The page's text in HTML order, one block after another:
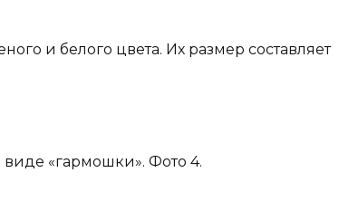
и белого цвета. Их размер составляет
«гармошки». Фото 4.